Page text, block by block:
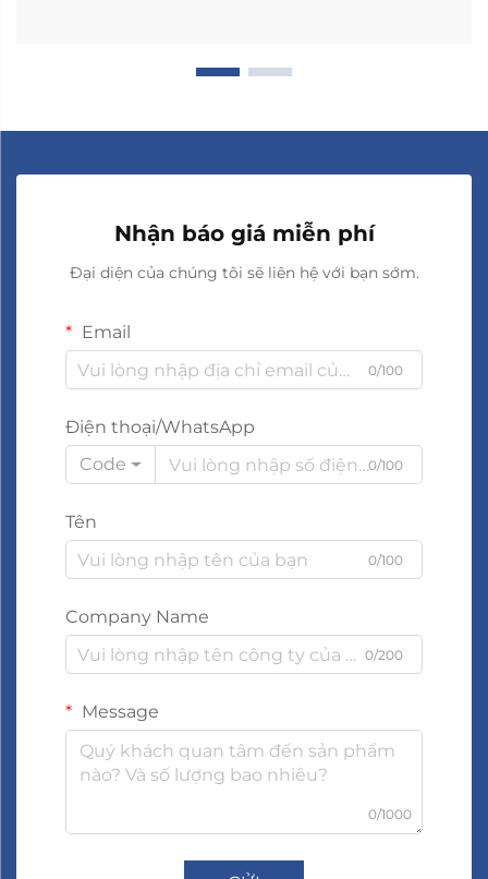
Nhận báo giá miễn phí
Đại diện của chúng tôi sẽ liên hệ với bạn sớm.
Email
0/100
Điện thoại/WhatsApp
Code
0/100
Tên
0/100
Company Name
0/200
Message
0/1000